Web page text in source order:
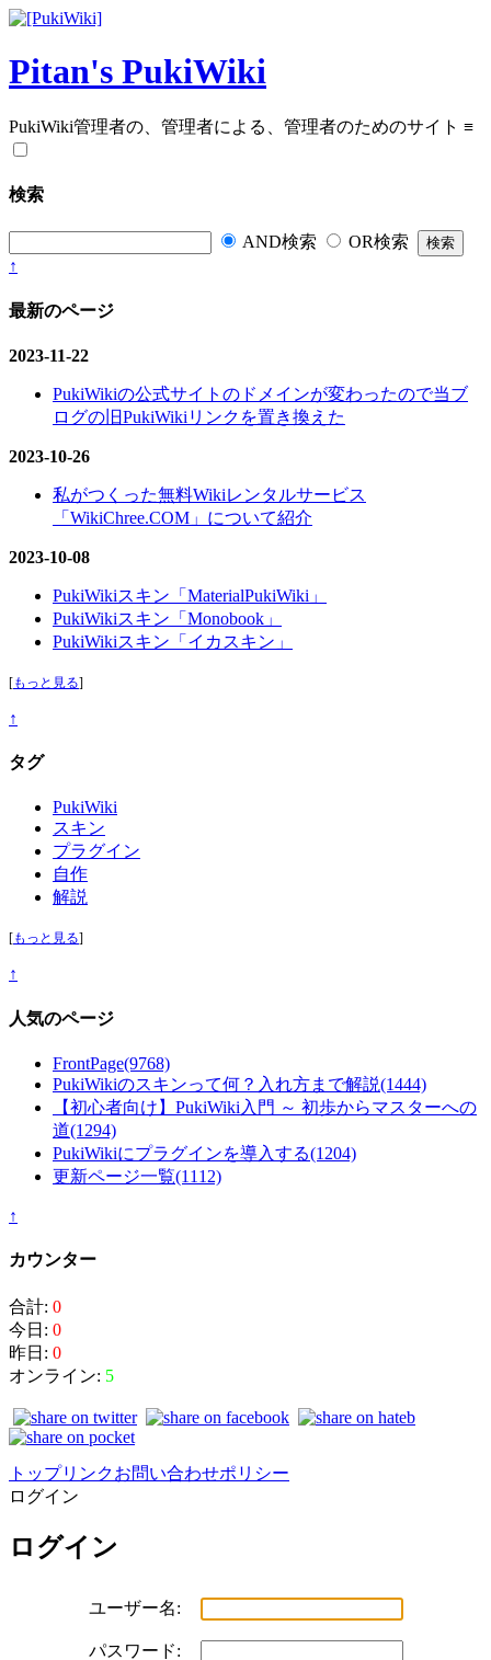
Pitan's PukiWiki
PukiWiki管理者の、管理者による、管理者のためのサイト ≡
検索
AND検索
OR検索
↑
最新のページ
2023-11-22
PukiWikiの公式サイトのドメインが変わったので当ブ
ログの旧PukiWikiリンクを置き換えた
2023-10-26
私がつくった無料Wikiレンタルサービス
「WikiChree.COM」について紹介
2023-10-08
PukiWikiスキン「MaterialPukiWiki」
PukiWikiスキン「Monobook」
PukiWikiスキン「イカスキン」
[もっと見る]
↑
タグ
PukiWiki
スキン
プラグイン
自作
解説
[もっと見る]
↑
人気のページ
FrontPage(9768)
PukiWikiのスキンって何？入れ方まで解説(1444)
【初心者向け】PukiWiki入門 ～ 初歩からマスターへの
道(1294)
PukiWikiにプラグインを導入する(1204)
更新ページ一覧(1112)
↑
カウンター
合計: 0
今日: 0
昨日: 0
オンライン: 5
トップリンクお問い合わせポリシー
ログイン
ログイン
ユーザー名:
パスワード: